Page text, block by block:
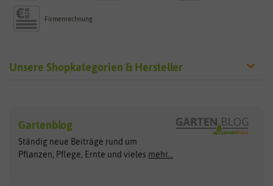
Firmenrechnung
Unsere Shopkategorien & Hersteller
Exotische Samen
Gemüsesamen
Gründünger
Arche Noah
ASB Greenworld
Clever Pots
COMPO
Gartenblog
Ständig neue Beiträge rund um
Pflanzen, Pflege, Ernte und vieles mehr...